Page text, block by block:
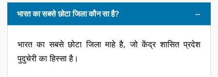
भारत का सबसे छोटा जिला कौन सा है?
भारत का सबसे छोटा जिला माहे है, जो केंद्र शासित प्रदेश
पुदुचेरी का हिस्सा है।